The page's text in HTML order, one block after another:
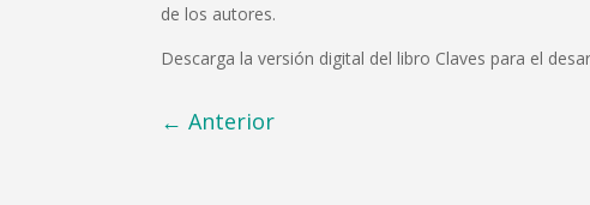
de los autores.
Descarga la versión digital del libro Claves para el
←Anterior